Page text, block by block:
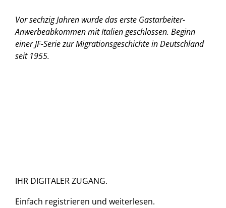
Vor sechzig Jahren wurde das erste Gastarbeiter-
Anwerbeabkommen mit Italien geschlossen. Beginn
einer JF-Serie zur Migrationsgeschichte in Deutschland
seit 1955.
IHR DIGITALER ZUGANG.
Einfach registrieren und weiterlesen.